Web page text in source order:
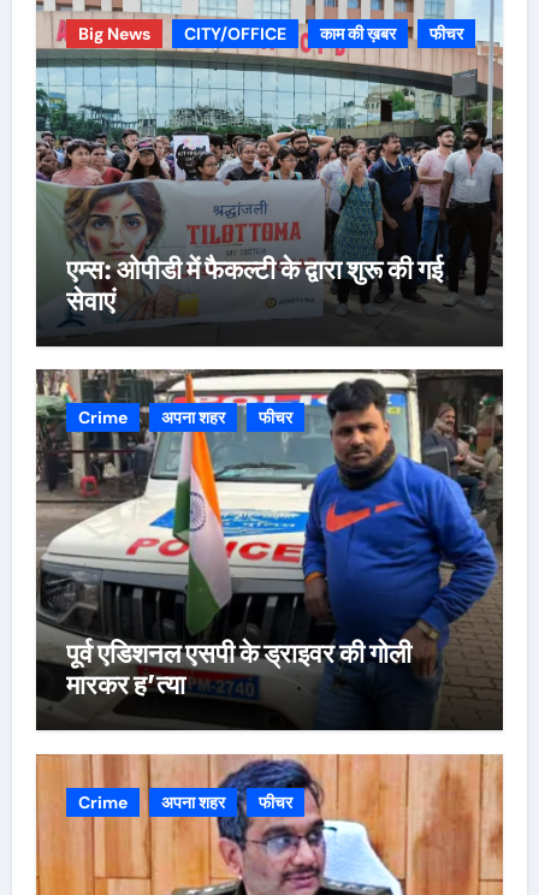
Big News CITY/OFFICE काम की ख़बर फीचर
एम्स: ओपीडी में फैकल्टी के द्वारा शुरू की गई
सेवाएं
Crime अपना शहर फीचर
पूर्व एडिशनल एसपी के ड्राइवर की गोली
मारकर ह’त्या
Crime अपना शहर फीचर